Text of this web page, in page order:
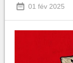
01 fév 2025